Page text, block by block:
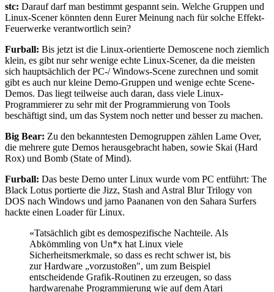
stc: Darauf darf man bestimmt gespannt sein. Welche Gruppen und
Linux-Scener könnten denn Eurer Meinung nach für solche Effekt-
Feuerwerke verantwortlich sein?
Furball: Bis jetzt ist die Linux-orientierte Demoscene noch ziemlich
klein, es gibt nur sehr wenige echte Linux-Scener, da die meisten
sich hauptsächlich der PC-/ Windows-Scene zurechnen und somit
gibt es auch nur kleine Demo-Gruppen und wenige echte Scene-
Demos. Das liegt teilweise auch daran, dass viele Linux-
Programmierer zu sehr mit der Programmierung von Tools
beschäftigt sind, um das System noch netter und besser zu machen.
Big Bear: Zu den bekanntesten Demogruppen zählen Lame Over,
die mehrere gute Demos herausgebracht haben, sowie Skai (Hard
Rox) und Bomb (State of Mind).
Furball: Das beste Demo unter Linux wurde vom PC entführt: The
Black Lotus portierte die Jizz, Stash and Astral Blur Trilogy von
DOS nach Windows und jarno Paananen von den Sahara Surfers
hackte einen Loader für Linux.
«Tatsächlich gibt es demospezifische Nachteile. Als
Abkömmling von Un*x hat Linux viele
Sicherheitsmerkmale, so dass es recht schwer ist, bis
zur Hardware „vorzustoßen", um zum Beispiel
entscheidende Grafik-Routinen zu erzeugen, so dass
hardwarenahe Programmierung wie auf dem Atari